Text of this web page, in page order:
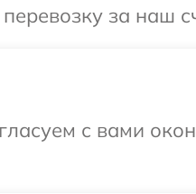
за наш
с вами